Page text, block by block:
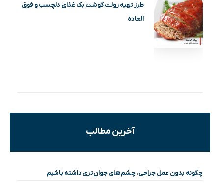
طرز تهیه رولت گوشت یک غذای دلچسب و فوق
العاده
آخرین مطالب
چگونه بدون عمل جراحی، چشم‌های جوان‌تری داشته باشیم